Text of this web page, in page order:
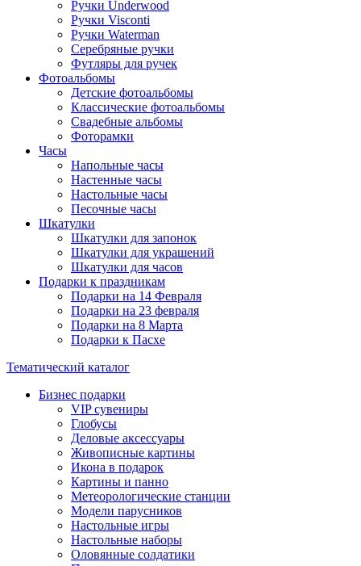
Ручки Underwood
Ручки Visconti
Ручки Waterman
Серебряные ручки
Футляры для ручек
Фотоальбомы
Детские фотоальбомы
Классические фотоальбомы
Свадебные альбомы
Фоторамки
Часы
Напольные часы
Настенные часы
Настольные часы
Песочные часы
Шкатулки
Шкатулки для запонок
Шкатулки для украшений
Шкатулки для часов
Подарки к праздникам
Подарки на 14 Февраля
Подарки на 23 февраля
Подарки на 8 Марта
Подарки к Пасхе
Тематический каталог
Бизнес подарки
VIP сувениры
Глобусы
Деловые аксессуары
Живописные картины
Икона в подарок
Картины и панно
Метеорологические станции
Модели парусников
Настольные игры
Настольные наборы
Оловянные солдатики